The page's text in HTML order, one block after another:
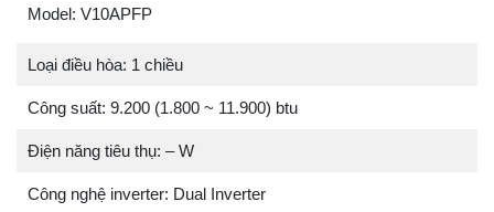
Model: V10APFP
Loại điều hòa: 1 chiều
Công suất: 9.200 (1.800 ~ 11.900) btu
Điện năng tiêu thụ: – W
Công nghệ inverter: Dual Inverter